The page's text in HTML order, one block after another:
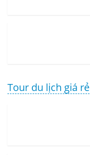
Tour du lịch giá rẻ